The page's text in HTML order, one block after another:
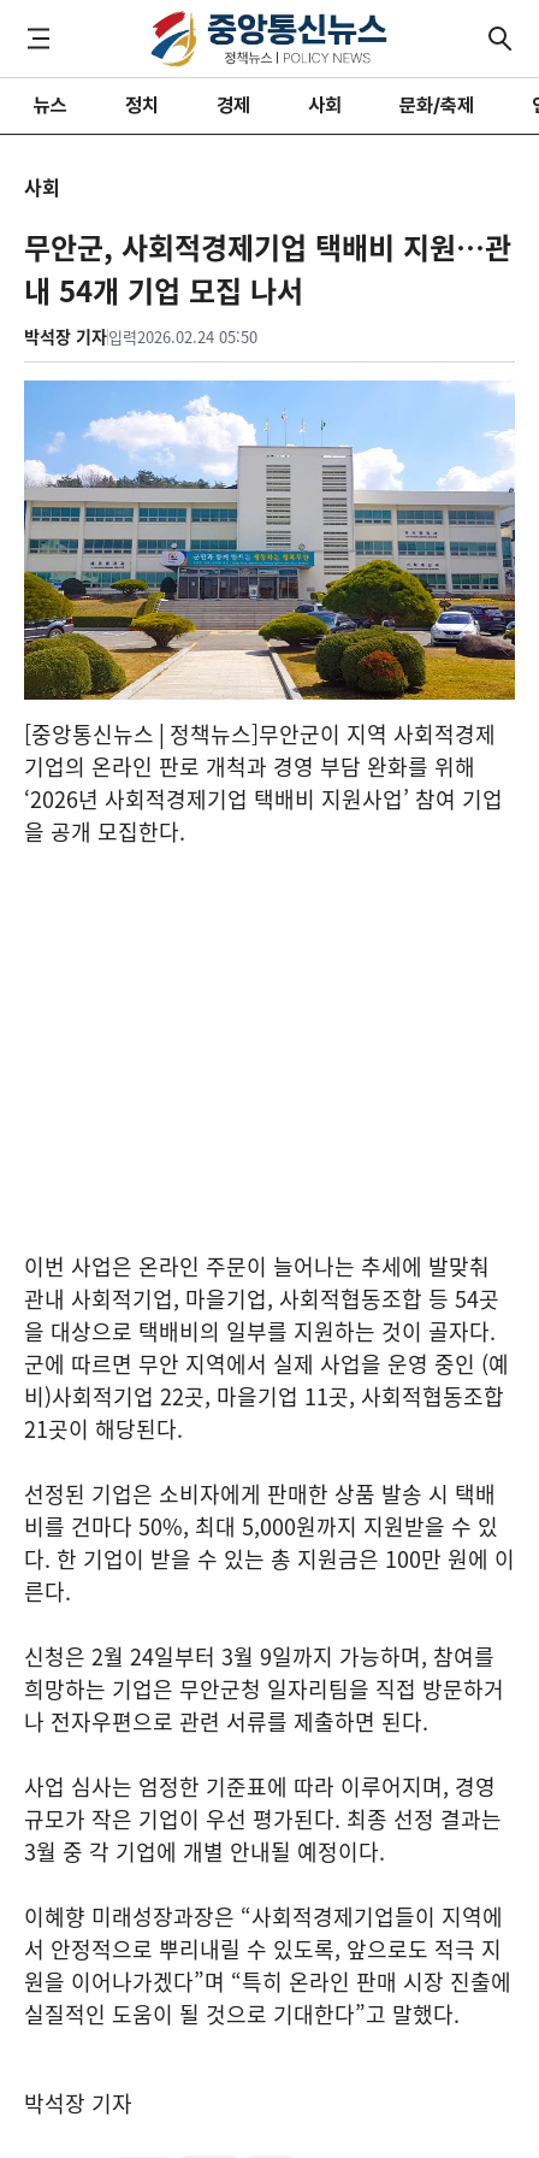
뉴스 정치 경제 사회 문화/축제
사회
무안군, 사회적경제기업 택배비 지원…관
내 54개 기업 모집 나서
박석장 기자입력2026.02.24 05:50
[중앙통신뉴스│정책뉴스]무안군이 지역 사회적경제
기업의 온라인 판로 개척과 경영 부담 완화를 위해
‘2026년 사회적경제기업 택배비 지원사업’ 참여 기업
을 공개 모집한다.
이번 사업은 온라인 주문이 늘어나는 추세에 발맞춰
관내 사회적기업, 마을기업, 사회적협동조합 등 54곳
을 대상으로 택배비의 일부를 지원하는 것이 골자다.
군에 따르면 무안 지역에서 실제 사업을 운영 중인 (예
비)사회적기업 22곳, 마을기업 11곳, 사회적협동조합
21곳이 해당된다.
선정된 기업은 소비자에게 판매한 상품 발송 시 택배
비를 건마다 50%, 최대 5,000원까지 지원받을 수 있
다. 한 기업이 받을 수 있는 총 지원금은 100만 원에 이
른다.
신청은 2월 24일부터 3월 9일까지 가능하며, 참여를
희망하는 기업은 무안군청 일자리팀을 직접 방문하거
나 전자우편으로 관련 서류를 제출하면 된다.
사업 심사는 엄정한 기준표에 따라 이루어지며, 경영
규모가 작은 기업이 우선 평가된다. 최종 선정 결과는
3월 중 각 기업에 개별 안내될 예정이다.
이혜향 미래성장과장은 “사회적경제기업들이 지역에
서 안정적으로 뿌리내릴 수 있도록, 앞으로도 적극 지
원을 이어나가겠다”며 “특히 온라인 판매 시장 진출에
실질적인 도움이 될 것으로 기대한다”고 말했다.
박석장 기자